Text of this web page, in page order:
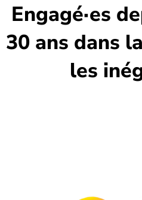
Engagé·es
30 ans dans
les